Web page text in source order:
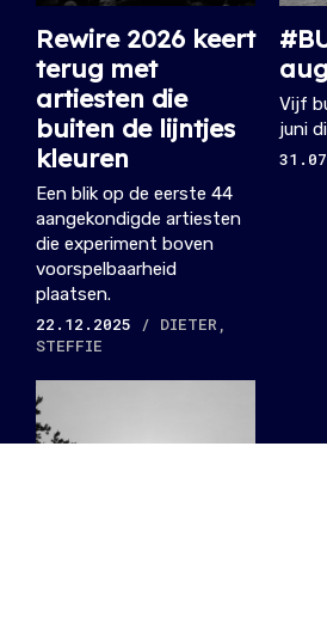
Rewire 2026 keert
terug met
artiesten die
buiten de lijntjes
kleuren
Een blik op de eerste 44
aangekondigde artiesten
die experiment boven
voorspelbaarheid
plaatsen.
22.12.2025
/ DIETER,
STEFFIE
Vijf
juni